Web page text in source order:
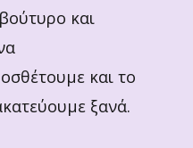
και
και το
ξανά.